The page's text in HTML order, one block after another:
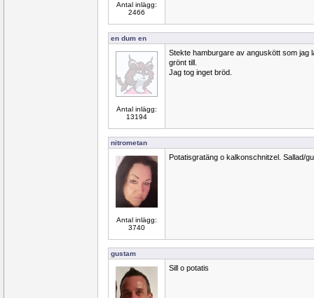
Antal inlägg:
2466
en dum en
Antal inlägg:
13194
Stekte hamburgare av anguskött som jag
grönt till.
Jag tog inget bröd.
nitrometan
Antal inlägg:
3740
Potatisgratäng o kalkonschnitzel. Sallad/
gustam
Sill o potatis